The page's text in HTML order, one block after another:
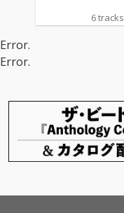
6 tracks
Error.
Error.